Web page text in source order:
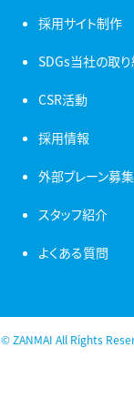
採用サイト制作
SDGs当社の取
CSR活動
採用情報
外部ブレーン募集
スタッフ紹介
よくある質問
© ZANMAI All Rights